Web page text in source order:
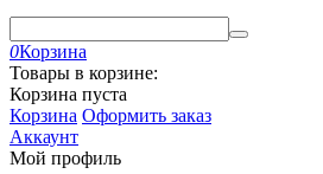
0Корзина
Товары в корзине:
Корзина пуста
Корзина Оформить заказ
Аккаунт
Мой профиль